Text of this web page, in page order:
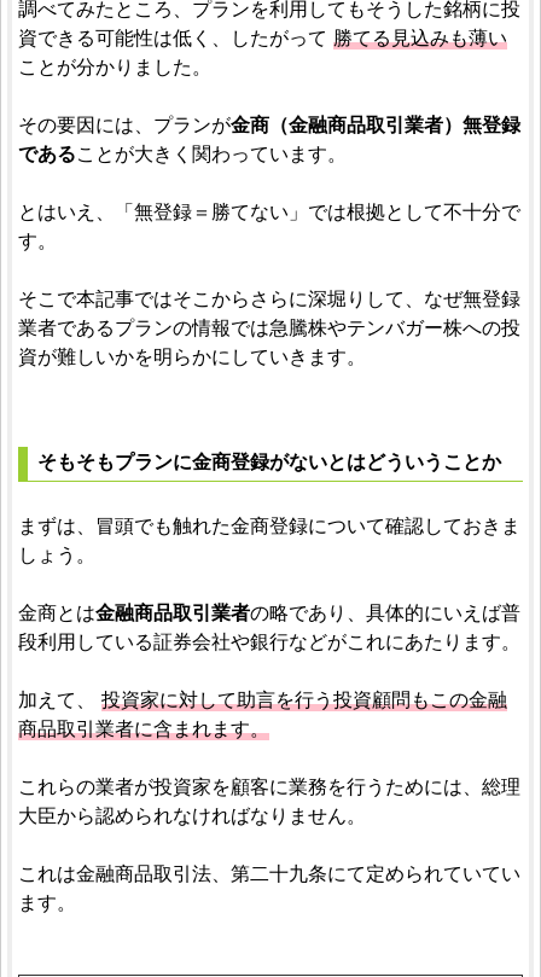
調べてみたところ、プランを利用してもそうした銘柄に投
資できる可能性は低く、したがって 勝てる見込みも薄い
ことが分かりました。
その要因には、プランが金商（金融商品取引業者）無登録
であることが大きく関わっています。
とはいえ、「無登録＝勝てない」では根拠として不十分で
す。
そこで本記事ではそこからさらに深堀りして、なぜ無登録
業者であるプランの情報では急騰株やテンバガー株への投
資が難しいかを明らかにしていきます。
そもそもプランに金商登録がないとはどういうことか
まずは、冒頭でも触れた金商登録について確認しておきま
しょう。
金商とは金融商品取引業者の略であり、具体的にいえば普
段利用している証券会社や銀行などがこれにあたります。
加えて、 投資家に対して助言を行う投資顧問もこの金融
商品取引業者に含まれます。
これらの業者が投資家を顧客に業務を行うためには、総理
大臣から認められなければなりません。
これは金融商品取引法、第二十九条にて定められていてい
ます。